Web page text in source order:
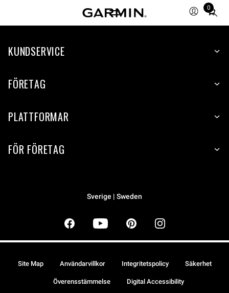
0
Total
items
cart:
KUNDSERVICE
FÖRETAG
PLATTFORMAR
FÖR FÖRETAG
Sverige | Sweden
Site Map Användarvillkor Integritetspolicy Säkerhet
Överensstämmelse Digital Accessibility